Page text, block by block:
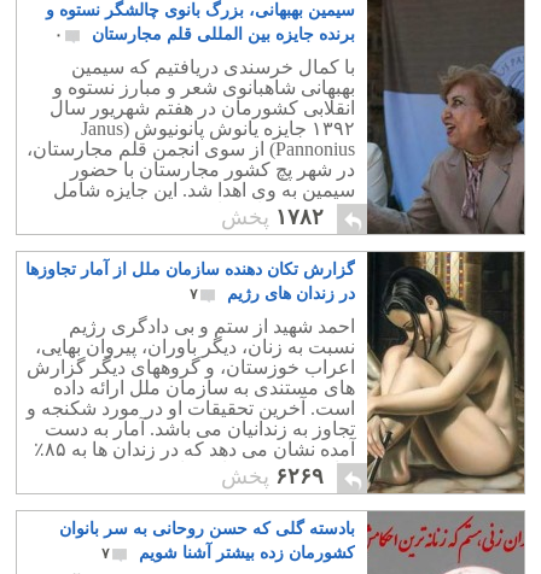
سیمین بهبهانی، بزرگ بانوی چالشگر نستوه و
برنده جایزه بین المللی قلم مجارستان
۰
با کمال خرسندی دریافتیم که سیمین
بهبهانی شاهبانوی شعر و مبارز نستوه و
انقلابی کشورمان در هفتم شهریور سال
۱۳۹۲ جایزه یانوش پانونیوش (Janus
Pannonius) از سوی انجمن قلم مجارستان،
در شهر پچ کشور مجارستان با حضور
سیمین به وی اهدا شد. این جایزه شامل
تندیس و پنجاه هزار پوند بود.
۱۷۸۲ پخش
گزارش تکان دهنده سازمان ملل از آمار تجاوزها
در زندان های رژیم
۷
احمد شهید از ستم و بی دادگری رژیم
نسبت به زنان، دیگر باوران، پیروان بهایی،
اعراب خوزستان، و گروههای دیگر گزارش
های مستندی به سازمان ملل ارائه داده
است. آخرین تحقیقات او در مورد شکنجه و
تجاوز به زندانیان می باشد. آمار به دست
آمده نشان می دهد که در زندان ها به ۸۵٪
زنان، و ۳۵٪ مردان تجاوز می شود.
۶۲۶۹ پخش
بادسته گلی که حسن روحانی به سر بانوان
کشورمان زده بیشتر آشنا شویم
۷